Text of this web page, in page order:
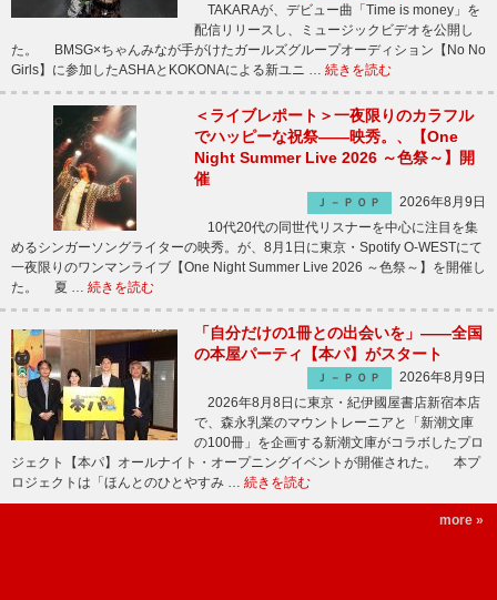
TAKARAが、デビュー曲「Time is money」を
配信リリースし、ミュージックビデオを公開し
た。 BMSG×ちゃんみなが手がけたガールズグループオーディション【No No
Girls】に参加したASHAとKOKONAによる新ユニ … 続きを読む
＜ライブレポート＞一夜限りのカラフル
でハッピーな祝祭――映秀。、【One
Night Summer Live 2026 ～色祭～】開
催
Ｊ－ＰＯＰ
2026年8月9日
10代20代の同世代リスナーを中心に注目を集
めるシンガーソングライターの映秀。が、8月1日に東京・Spotify O-WESTにて
一夜限りのワンマンライブ【One Night Summer Live 2026 ～色祭～】を開催し
た。 夏 … 続きを読む
「自分だけの1冊との出会いを」――全国
の本屋パーティ【本パ】がスタート
Ｊ－ＰＯＰ
2026年8月9日
2026年8月8日に東京・紀伊國屋書店新宿本店
で、森永乳業のマウントレーニアと「新潮文庫
の100冊」を企画する新潮文庫がコラボしたプロ
ジェクト【本パ】オールナイト・オープニングイベントが開催された。 本プ
ロジェクトは「ほんとのひとやすみ … 続きを読む
more »